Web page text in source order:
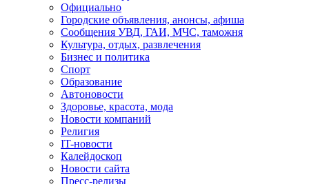
Официально
Городские объявления, анонсы, афиша
Сообщения УВД, ГАИ, МЧС, таможня
Культура, отдых, развлечения
Бизнес и политика
Спорт
Образование
Автоновости
Здоровье, красота, мода
Новости компаний
Религия
IT-новости
Калейдоскоп
Новости сайта
Пресс-релизы